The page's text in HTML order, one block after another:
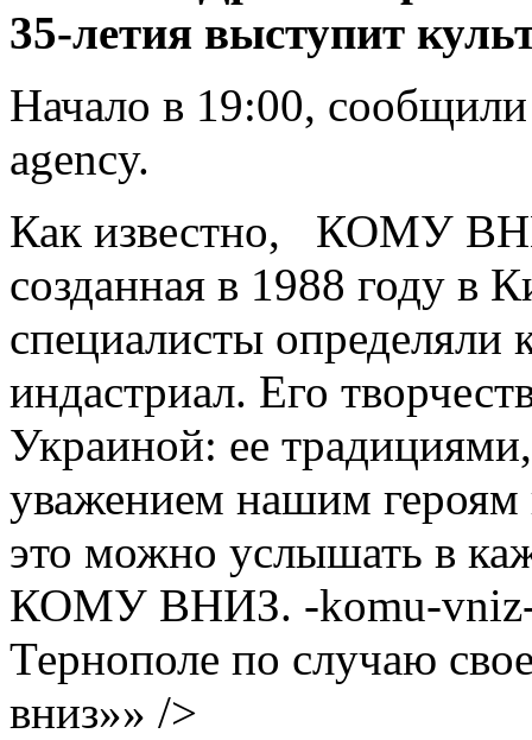
35-летия выступит
Начало в 19:00,
agency.
Как известно, КОМУ
созданная в 1988 году в
специалисты определяли
индастриал. Его
Украиной: ее
уважением нашим
это можно услышать в
КОМУ ВНИЗ. -komu-vniz-
Тернополе по случаю
вниз»» />